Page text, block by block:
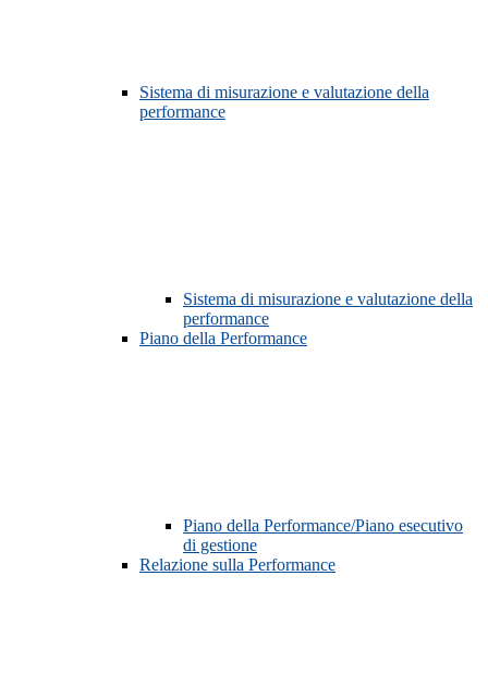
Sistema di misurazione e valutazione della
performance
Sistema di misurazione e valutazione della
performance
Piano della Performance
Piano della Performance/Piano esecutivo
di gestione
Relazione sulla Performance